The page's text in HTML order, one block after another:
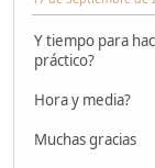
Y tiempo para
práctico?
Hora y media?
Muchas gracias